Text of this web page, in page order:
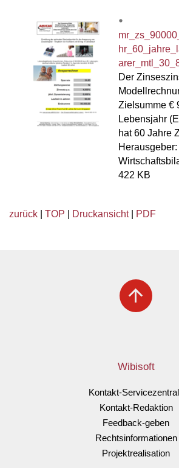
Der
Zielsumme €
Lebensjahr
hat 60 Jahre
422 KB
zurück TOP Druckansicht| PDF
arrow_upward
Wibisoft
Kontakt-
Kontakt-Redaktion
Feedback-geben
Rechtsinformationen
Projektrealisation